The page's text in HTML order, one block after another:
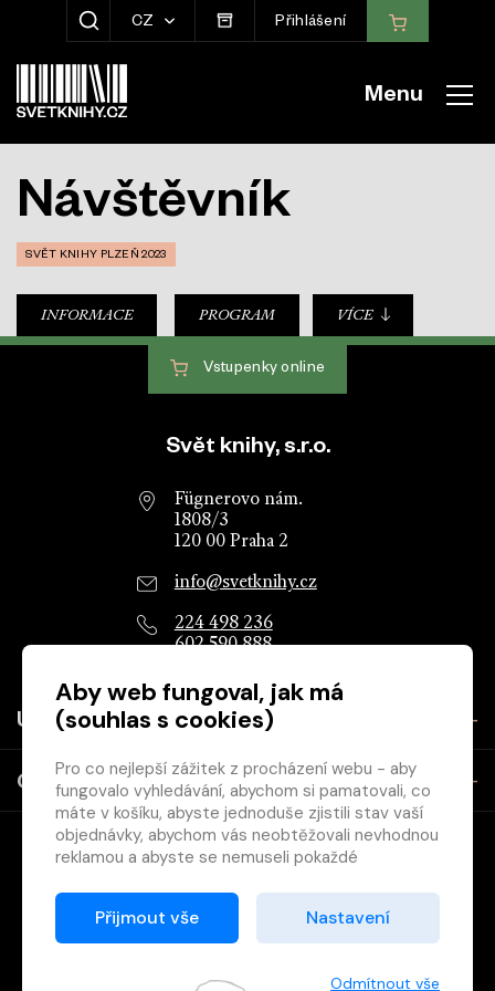
ZOBRAZIT HLEDÁNÍ
CZ Přihlášení
Menu
Návštěvník
SVĚT KNIHY PLZEŇ 2023
sub-nav
INFORMACE PROGRAM VÍCE
Patička webu
Vstupenky online
Svět knihy, s.r.o.
Fügnerovo nám.
1808/3
120 00 Praha 2
info@svetknihy.cz
224 498 236
602 590 888
Užitečné
O společnosti
knihkupců a nakladatelů.
Aby web fungoval, jak má
(souhlas s cookies)
Pro co nejlepší zážitek z procházení webu - aby
fungovalo vyhledávání, abychom si pamatovali, co
máte v košíku, abyste jednoduše zjistili stav vaší
objednávky, abychom vás neobtěžovali nevhodnou
reklamou a abyste se nemuseli pokaždé
Proto od vás potřebujeme souhlas se
zpracováním souborů cookies
Děkujeme, že nám ho dáte a pomůžete nám tak
Přijmout vše Nastavení
Odmítnout vše